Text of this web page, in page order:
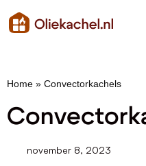
Home » Convectorkachels
november 8, 2023